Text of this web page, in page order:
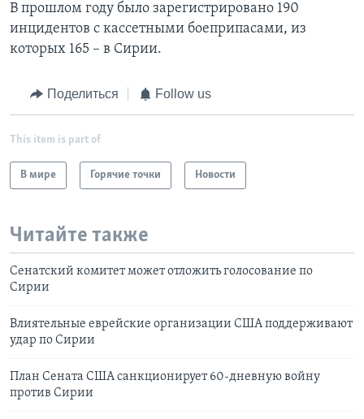
В прошлом году было зарегистрировано 190
инцидентов с кассетными боеприпасами, из
которых 165 – в Сирии.
Поделиться Follow us
This item is part of
В мире Горячие точки Новости
Читайте также
Сенатский комитет может отложить голосование по
Сирии
Влиятельные еврейские организации США поддерживают
удар по Сирии
План Сената США санкционирует 60-дневную войну
против Сирии